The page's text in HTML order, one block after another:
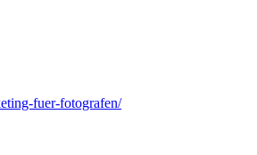
fuer-fotografen/